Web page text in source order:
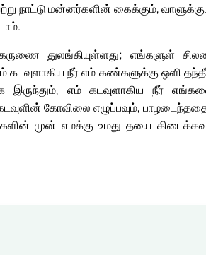
நாட்டு மன்னர்களின் கைக்கும்,
துலங்கியுள்ளது; எங்களுள்
கடவுளாகிய நீர் எம் கண்களுக்கு ஒளி
இருந்தும், எம் கடவுளாகிய நீர்
கோவிலை எழுப்பவும்,
முன் எமக்கு உமது தயை